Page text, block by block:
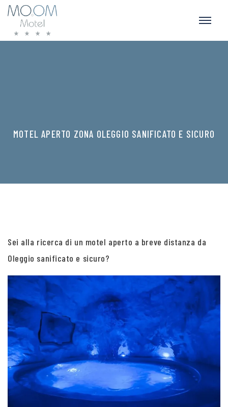
MOTEL APERTO ZONA OLEGGIO SANIFICATO E SICURO
Sei alla ricerca di un motel aperto a breve distanza da
Oleggio sanificato e sicuro?